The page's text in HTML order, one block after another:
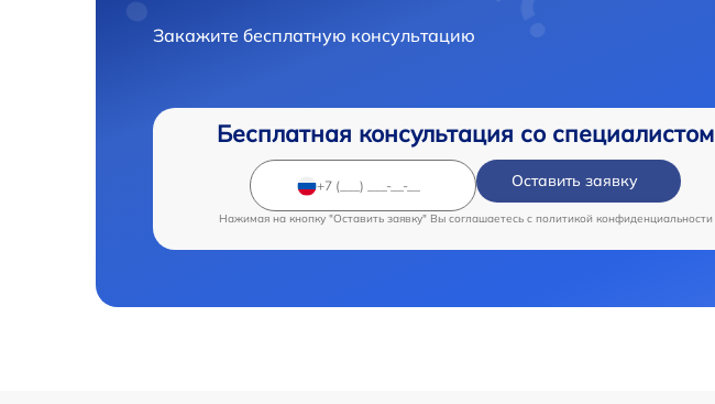
Закажите бесплатную консультацию
Бесплатная консультация со специалистом
Оставить заявку
Нажимая на кнопку "Оставить заявку" Вы соглашаетесь c политикой конфиденциальности